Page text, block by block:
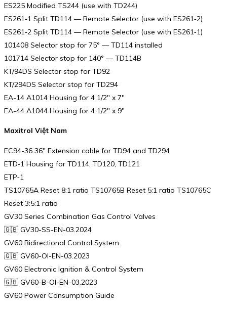
ES225 Modified TS244 (use with TD244)
ES261‑1 Split TD114 — Remote Selector (use with ES261‑2)
ES261‑2 Split TD114 — Remote Selector (use with ES261‑1)
101408 Selector stop for 75° — TD114 installed
101714 Selector stop for 140° — TD114B
KT/94DS Selector stop for TD92
KT/294DS Selector stop for TD294
EA-14 A1014 Housing for 4 1/2″ x 7″
EA-44 A1044 Housing for 4 1/2″ x 9″
Maxitrol Việt Nam
EC94-36 36″ Extension cable for TD94 and TD294
ETD‑1 Housing for TD114, TD120, TD121
ETP‑1
TS10765A Reset 8:1 ratio TS10765B Reset 5:1 ratio TS10765C
Reset 3:5:1 ratio
GV30 Series Combination Gas Control Valves
🇬🇧 GV30-SS-EN-03.2024
GV60 Bidirectional Control System
🇬🇧 GV60-OI-EN-03.2023
GV60 Electronic Ignition & Control System
🇬🇧 GV60-B-OI-EN-03.2023
GV60 Power Consumption Guide